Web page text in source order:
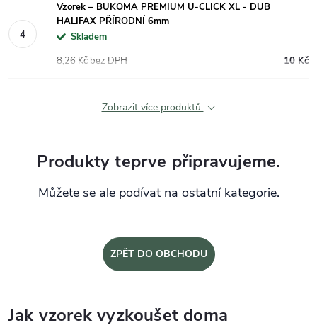
Vzorek – BUKOMA PREMIUM U-CLICK XL - DUB
HALIFAX PŘÍRODNÍ 6mm
Skladem
10 Kč
8,26 Kč bez DPH
Zobrazit více produktů
Produkty teprve připravujeme.
Můžete se ale podívat na ostatní kategorie.
ZPĚT DO OBCHODU
Jak vzorek vyzkoušet doma